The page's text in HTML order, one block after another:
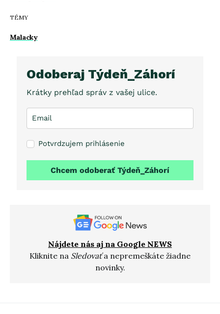
TÉMY
Malacky
Odoberaj Týdeň_Záhorí
Krátky prehľad správ z vašej ulice.
Potvrdzujem prihlásenie
Chcem odoberať Týdeň_Záhorí
Nájdete nás aj na Google NEWS
Kliknite na Sledovaťa nepremeškáte žiadne
novinky.